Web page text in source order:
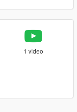
1 video